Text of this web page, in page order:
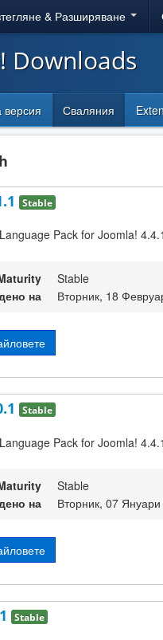
& Разширяване
Downloads
версия Сваляния
Stable
Pack for Joomla!
Stable
на
Вторник, 18
Stable
Pack for Joomla!
Stable
на
Вторник, 07
Stable